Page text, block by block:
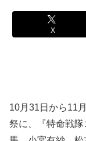
X
10月31日から11
祭に、『特命戦